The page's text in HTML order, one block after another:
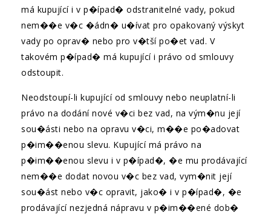
má kupující i v p�ípad� odstranitelné vady, pokud
nem��e v�c �ádn� u�ívat pro opakovaný výskyt
vady po oprav� nebo pro v�tší po�et vad. V
takovém p�ípad� má kupující i právo od smlouvy
odstoupit.
Neodstoupí-li kupující od smlouvy nebo neuplatní-li
právo na dodání nové v�ci bez vad, na vým�nu její
sou�ásti nebo na opravu v�ci, m��e po�adovat
p�im��enou slevu. Kupující má právo na
p�im��enou slevu i v p�ípad�, �e mu prodávající
nem��e dodat novou v�c bez vad, vym�nit její
sou�ást nebo v�c opravit, jako� i v p�ípad�, �e
prodávající nezjedná nápravu v p�im��ené dob�